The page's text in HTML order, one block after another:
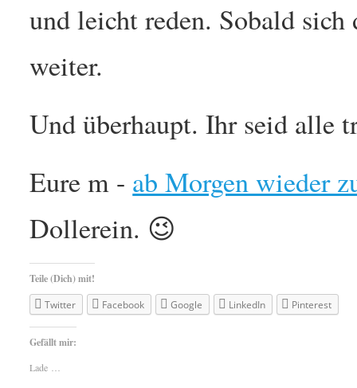
und leicht reden. Sobald
weiter.
Und überhaupt. Ihr seid
Eure m - ab Morgen wieder
Dollerein. 😉
Teile (Dich) mit!
Twitter
Facebook Google LinkedIn Pinterest
Gefällt mir:
Lade …